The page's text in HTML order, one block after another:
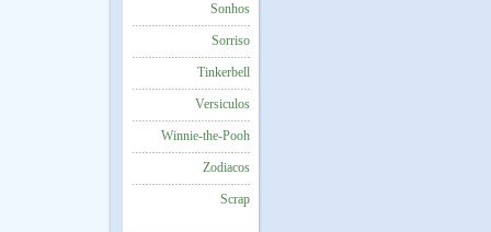
Sonhos
Sorriso
Tinkerbell
Versiculos
Winnie-the-Pooh
Zodiacos
Scrap